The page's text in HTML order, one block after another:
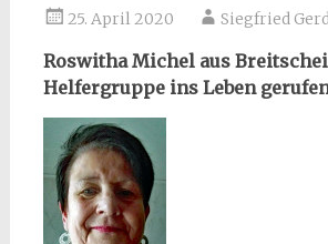
25. April 2020 Siegfried
Roswitha Michel aus
Helfergruppe ins Leben